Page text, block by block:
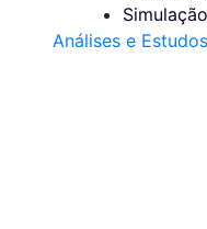
Análises e Estudos